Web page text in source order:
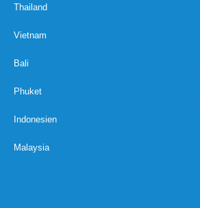
Thailand
Vietnam
Bali
Phuket
Indonesien
Malaysia